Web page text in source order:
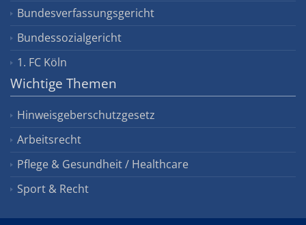
Bundesverfassungsgericht
Bundessozialgericht
1. FC Köln
Wichtige Themen
Hinweisgeberschutzgesetz
Arbeitsrecht
Pflege & Gesundheit / Healthcare
Sport & Recht